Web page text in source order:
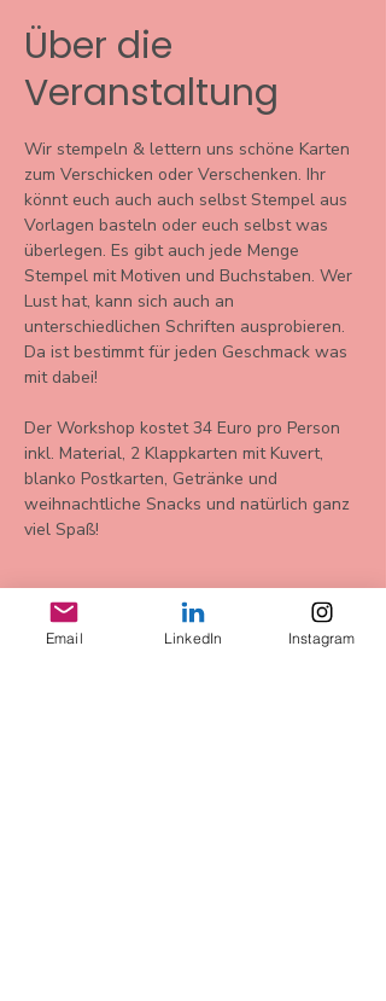
Über die
Veranstaltung
Wir stempeln & lettern uns schöne Karten
zum Verschicken oder Verschenken. Ihr
könnt euch auch auch selbst Stempel aus
Vorlagen basteln oder euch selbst was
überlegen. Es gibt auch jede Menge
Stempel mit Motiven und Buchstaben. Wer
Lust hat, kann sich auch an
unterschiedlichen Schriften ausprobieren.
Da ist bestimmt für jeden Geschmack was
mit dabei!
Der Workshop kostet 34 Euro pro Person
inkl. Material, 2 Klappkarten mit Kuvert,
blanko Postkarten, Getränke und
weihnachtliche Snacks und natürlich ganz
viel Spaß!
Email LinkedIn Instagram